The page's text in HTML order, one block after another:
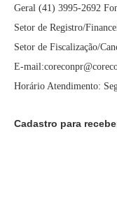
Geral (41) 3995-2692
Setor de Registro/
Setor de Fiscalização/
E-
Horário Atendimento:
Cadastro para